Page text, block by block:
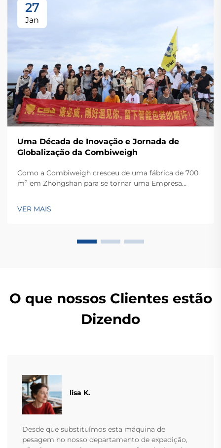
27
Jan
Uma Década de Inovação e Jornada de
Globalização da Combiweigh
Como a Combiweigh cresceu de uma fábrica de 700
m² em Zhongshan para se tornar uma Empresa
pesagem — solicite ainda hoje uma consulta global
VER MAIS
O que nossos Clientes estão
Dizendo
lisa K.
Desde que substituímos esta máquina de
pesagem no nosso departamento de expedição,